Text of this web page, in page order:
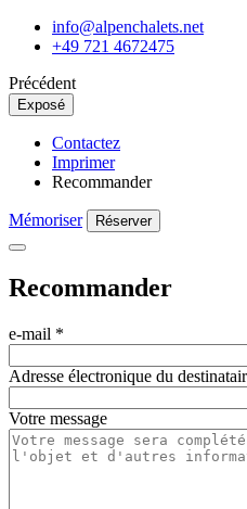
info@alpenchalets.net
+49 721 4672475
Précédent
Exposé
Contactez
Imprimer
Recommander
Mémoriser Réserver
Recommander
e-mail *
Adresse électronique du
Votre message